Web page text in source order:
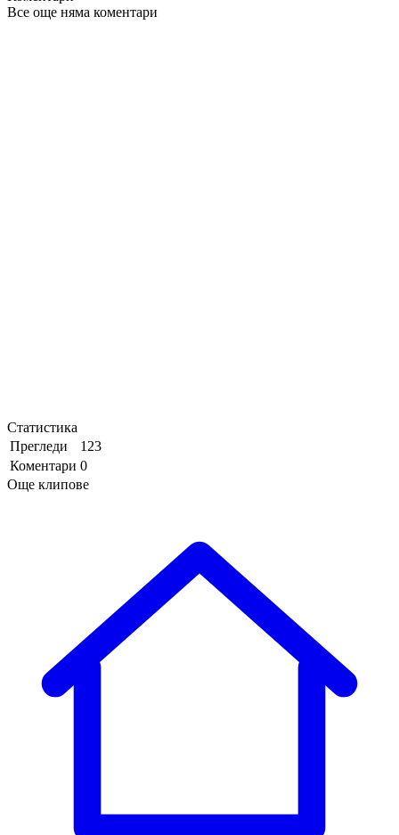
Все още няма коментари
Статистика
Прегледи
123
Коментари 0
Още клипове